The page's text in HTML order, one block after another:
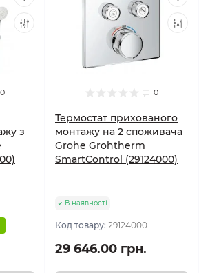
0
з
0
Термостат прихованого
монтажу на 2 споживача
Grohe Grohtherm
SmartControl (29124000)
В наявності
Код товару: 29124000
29 646.00 грн.